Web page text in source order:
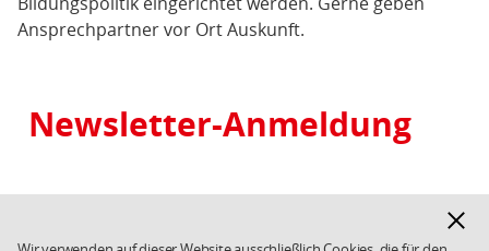
Ansprechpartner vor Ort Auskunft.
Bereichsübersicht/Themen
Newsletter-Anmeldung